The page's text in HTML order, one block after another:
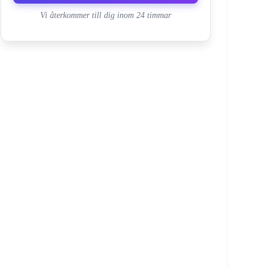
Vi återkommer till dig inom 24 timmar